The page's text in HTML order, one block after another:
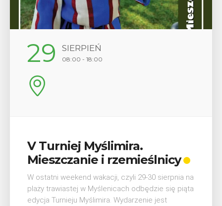
29 SIERPIEŃ
08:00 - 18:00
V Turniej Myślimira.
Mieszczanie i rzemieślnicy
W ostatni weekend wakacji, czyli 29-30 sierpnia na
plaży trawiastej w Myślenicach odbędzie się piąta
edycja Turnieju Myślimira. Wydarzenie jest